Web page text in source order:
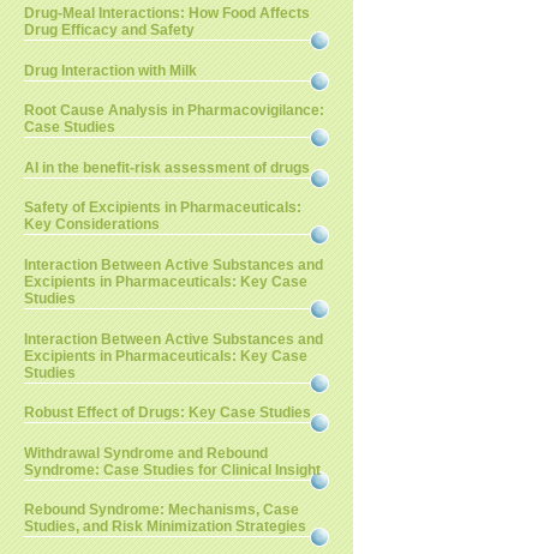
Drug-Meal Interactions: How Food Affects
Drug Efficacy and Safety
Drug Interaction with Milk
Root Cause Analysis in Pharmacovigilance:
Case Studies
AI in the benefit-risk assessment of drugs
Safety of Excipients in Pharmaceuticals:
Key Considerations
Interaction Between Active Substances and
Excipients in Pharmaceuticals: Key Case
Studies
Interaction Between Active Substances and
Excipients in Pharmaceuticals: Key Case
Studies
Robust Effect of Drugs: Key Case Studies
Withdrawal Syndrome and Rebound
Syndrome: Case Studies for Clinical Insight
Rebound Syndrome: Mechanisms, Case
Studies, and Risk Minimization Strategies